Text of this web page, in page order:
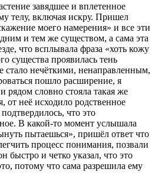
завядшее и вплетенное
телу, включая искру. Пришел
моего намерения» и все эти
и тем же существом, а сама эта
что всплывала фраза «хоть кожу
существа проявилась тень
нечёткими, ненаправленным,
пошло расширение, я
рядом словно стояла такая же
от неё исходило родственное
что это
В какой-то момент услышала
пытаешься», пришёл ответ что
процесс понимания, позвали
быстро и четко указал, что это
потому что сама разрешила ему